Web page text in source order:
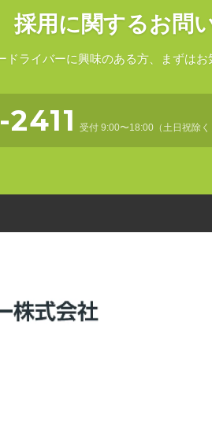
採用に関するお問
ドライバーに興味のある方、まずはお
受付 9:00〜18:00（土日祝除く